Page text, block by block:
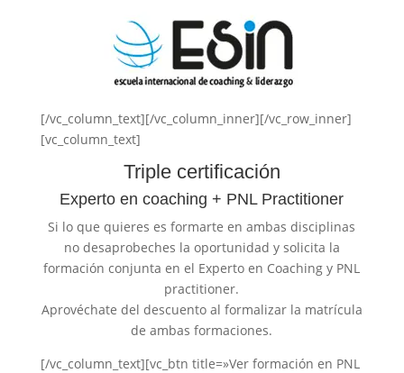
[/vc_column_text][/vc_column_inner][/vc_row_inner]
[vc_column_text]
Triple certificación
Experto en coaching + PNL Practitioner
Si lo que quieres es formarte en ambas disciplinas
no desaprobeches la oportunidad y solicita la
formación conjunta en el Experto en Coaching y PNL
practitioner.
Aprovéchate del descuento al formalizar la matrícula
de ambas formaciones.
[/vc_column_text][vc_btn title=»Ver formación en PNL